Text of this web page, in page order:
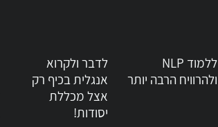
ללמוד NLP
ולהרוויח הרבה יותר
לדבר ולקרוא
אנגלית בכיף רק
אצל מכללת
יסודות!